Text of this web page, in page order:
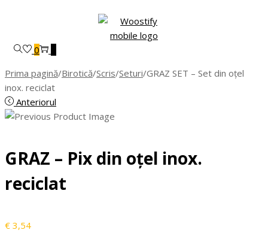
0
Prima pagină/Birotică/Scris/Seturi/GRAZ SET – Set din oțel
inox. reciclat
Anteriorul
GRAZ – Pix din oțel inox.
reciclat
€ 3,54